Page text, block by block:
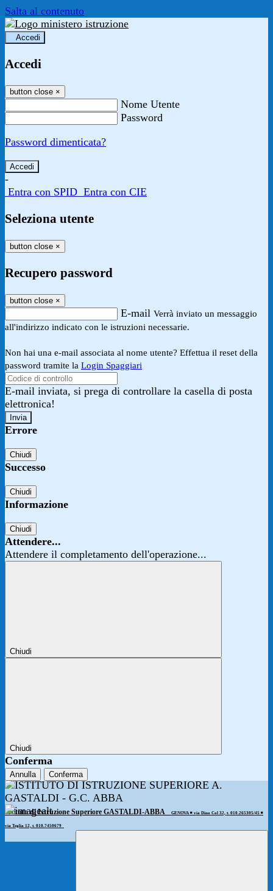
Salta al contenuto
Accedi
Accedi
button close ×
Nome Utente
Password
Password dimenticata?
-
Entra con SPID Entra con CIE
Seleziona utente
button close ×
Recupero password
button close ×
E-mail Verrà inviato un messaggio
all'indirizzo indicato con le istruzioni necessarie.
Non hai una e-mail associata al nome utente? Effettua il reset della
password tramite la Login Spaggiari
E-mail inviata, si prega di controllare la casella di posta
elettronica!
Errore
Chiudi
Successo
Chiudi
Informazione
Chiudi
Attendere...
Attendere il completamento dell'operazione...
Chiudi
Chiudi
Conferma
Annulla Conferma
Istituto di Istruzione Superiore GASTALDI-ABBA GENOVA ◾️ via Dino Col 32, t. 010.265305/45 ◾️
via Teglia 12, t. 010.7450679